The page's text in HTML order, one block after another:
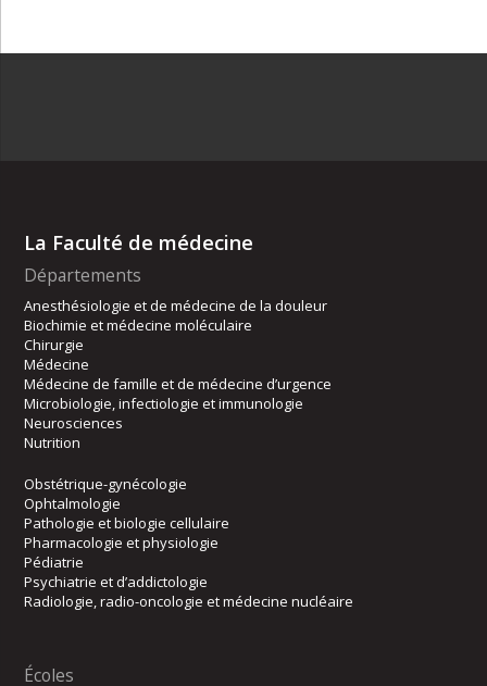
La Faculté de médecine
Départements
Anesthésiologie et de médecine de la douleur
Biochimie et médecine moléculaire
Chirurgie
Médecine
Médecine de famille et de médecine d’urgence
Microbiologie, infectiologie et immunologie
Neurosciences
Nutrition
Obstétrique-gynécologie
Ophtalmologie
Pathologie et biologie cellulaire
Pharmacologie et physiologie
Pédiatrie
Psychiatrie et d’addictologie
Radiologie, radio-oncologie et médecine nucléaire
Écoles